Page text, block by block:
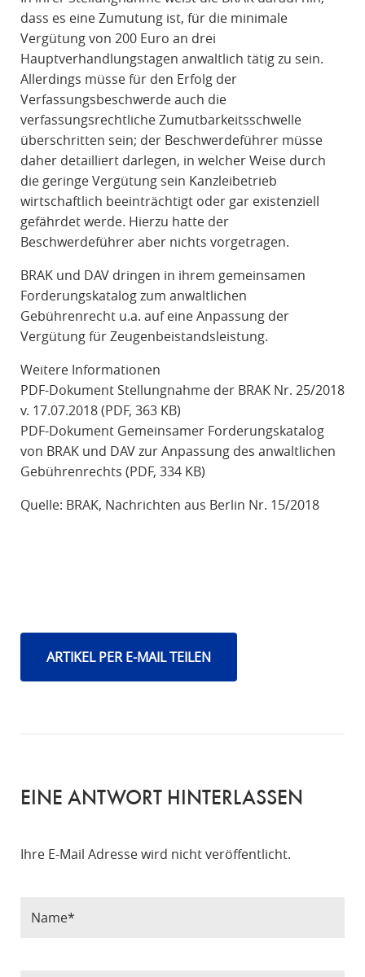
dass es eine Zumutung ist, für die minimale
Vergütung von 200 Euro an drei
Hauptverhandlungstagen anwaltlich tätig zu sein.
Allerdings müsse für den Erfolg der
Verfassungsbeschwerde auch die
verfassungsrechtliche Zumutbarkeitsschwelle
überschritten sein; der Beschwerdeführer müsse
daher detailliert darlegen, in welcher Weise durch
die geringe Vergütung sein Kanzleibetrieb
wirtschaftlich beeinträchtigt oder gar existenziell
gefährdet werde. Hierzu hatte der
Beschwerdeführer aber nichts vorgetragen.
BRAK und DAV dringen in ihrem gemeinsamen
Forderungskatalog zum anwaltlichen
Gebührenrecht u.a. auf eine Anpassung der
Vergütung für Zeugenbeistandsleistung.
Weitere Informationen
PDF-Dokument Stellungnahme der BRAK Nr. 25/2018
v. 17.07.2018 (PDF, 363 KB)
PDF-Dokument Gemeinsamer Forderungskatalog
von BRAK und DAV zur Anpassung des anwaltlichen
Gebührenrechts (PDF, 334 KB)
Quelle: BRAK, Nachrichten aus Berlin Nr. 15/2018
ARTIKEL PER E-MAIL TEILEN
EINE ANTWORT HINTERLASSEN
Ihre E-Mail Adresse wird nicht veröffentlicht.